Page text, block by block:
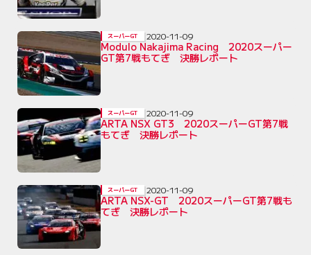
Modulo Nakajima Racing 2020スーパー
GT第7戦もてぎ 決勝レポート
スーパーGT 2020-11-09
ARTA NSX GT3 2020スーパーGT第7戦
もてぎ 決勝レポート
スーパーGT 2020-11-09
ARTA NSX-GT 2020スーパーGT第7戦も
てぎ 決勝レポート
スーパーGT 2020-11-09